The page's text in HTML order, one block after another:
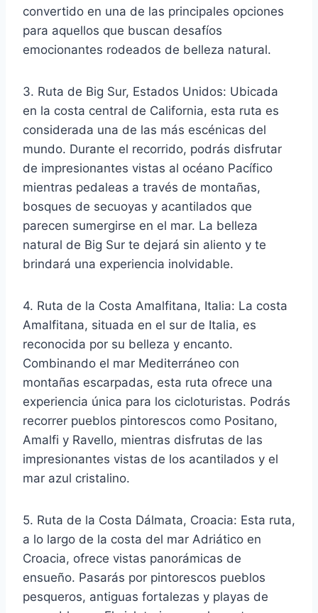
convertido en una de las principales opciones
para aquellos que buscan desafíos
emocionantes rodeados de belleza natural.
3. Ruta de Big Sur, Estados Unidos: Ubicada
en la costa central de California, esta ruta es
considerada una de las más escénicas del
mundo. Durante el recorrido, podrás disfrutar
de impresionantes vistas al océano Pacífico
mientras pedaleas a través de montañas,
bosques de secuoyas y acantilados que
parecen sumergirse en el mar. La belleza
natural de Big Sur te dejará sin aliento y te
brindará una experiencia inolvidable.
4. Ruta de la Costa Amalfitana, Italia: La costa
Amalfitana, situada en el sur de Italia, es
reconocida por su belleza y encanto.
Combinando el mar Mediterráneo con
montañas escarpadas, esta ruta ofrece una
experiencia única para los cicloturistas. Podrás
recorrer pueblos pintorescos como Positano,
Amalfi y Ravello, mientras disfrutas de las
impresionantes vistas de los acantilados y el
mar azul cristalino.
5. Ruta de la Costa Dálmata, Croacia: Esta ruta,
a lo largo de la costa del mar Adriático en
Croacia, ofrece vistas panorámicas de
ensueño. Pasarás por pintorescos pueblos
pesqueros, antiguas fortalezas y playas de